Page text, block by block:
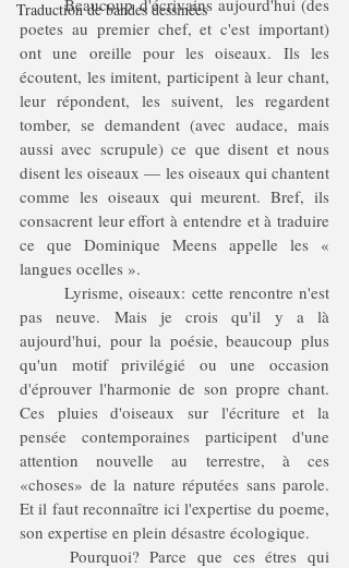
Traduction de bandes dessinées
	Beaucoup d'écrivains aujourd'hui (des
poetes au premier chef, et c'est important)
ont une oreille pour les oiseaux. Ils les
écoutent, les imitent, participent à leur chant,
leur répondent, les suivent, les regardent
tomber, se demandent (avec audace, mais
aussi avec scrupule) ce que disent et nous
disent les oiseaux — les oiseaux qui chantent
comme les oiseaux qui meurent. Bref, ils
consacrent leur effort à entendre et à traduire
ce que Dominique Meens appelle les «
langues ocelles ».
	Lyrisme, oiseaux: cette rencontre n'est
pas neuve. Mais je crois qu'il y a là
aujourd'hui, pour la poésie, beaucoup plus
qu'un motif privilégié ou une occasion
d'éprouver l'harmonie de son propre chant.
Ces pluies d'oiseaux sur l'écriture et la
pensée contemporaines participent d'une
attention nouvelle au terrestre, à ces
«choses» de la nature réputées sans parole.
Et il faut reconnaître ici l'expertise du poeme,
son expertise en plein désastre écologique.